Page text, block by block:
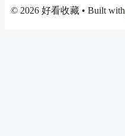
© 2026 好看收藏 • Built with